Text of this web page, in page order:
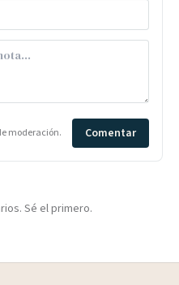
moderación. Comentar
Sé el primero.